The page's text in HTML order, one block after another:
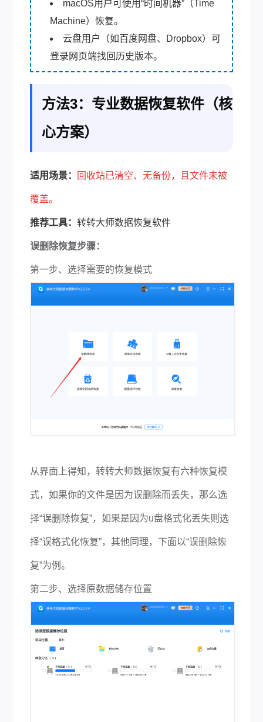
macOS用户可使用“时间机器”（Time
Machine）恢复。
云盘用户（如百度网盘、Dropbox）可
登录网页端找回历史版本。
方法3：专业数据恢复软件（核
心方案）
适用场景： 回收站已清空、无备份，且文件未被
覆盖。
推荐工具： 转转大师数据恢复软件
误删除恢复步骤：
第一步、选择需要的恢复模式
从界面上得知，转转大师数据恢复有六种恢复模
式，如果你的文件是因为误删除而丢失，那么选
择“误删除恢复”，如果是因为u盘格式化丢失则选
择“误格式化恢复”，其他同理，下面以“误删除恢
复”为例。
第二步、选择原数据储存位置